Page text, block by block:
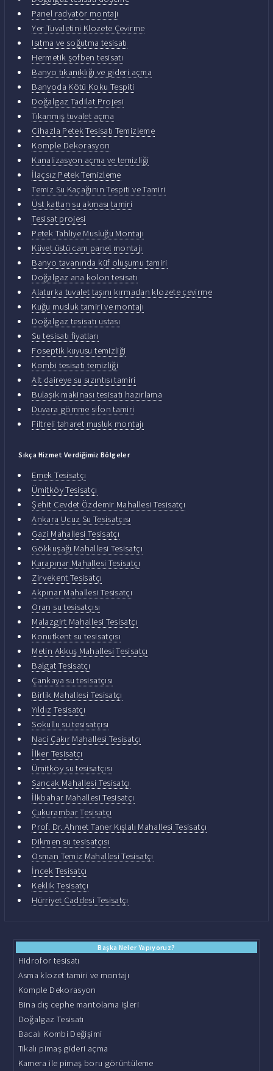
Panel radyatör montajı
Yer Tuvaletini Klozete Çevirme
Isıtma ve soğutma tesisatı
Hermetik şofben tesisatı
Banyo tıkanıklığı ve gideri açma
Banyoda Kötü Koku Tespiti
Doğalgaz Tadilat Projesi
Tıkanmış tuvalet açma
Cihazla Petek Tesisatı Temizleme
Komple Dekorasyon
Kanalizasyon açma ve temizliği
İlaçsız Petek Temizleme
Temiz Su Kaçağının Tespiti ve Tamiri
Üst kattan su akması tamiri
Tesisat projesi
Petek Tahliye Musluğu Montajı
Küvet üstü cam panel montajı
Banyo tavanında küf oluşumu tamiri
Doğalgaz ana kolon tesisatı
Alaturka tuvalet taşını kırmadan klozete çevirme
Kuğu musluk tamiri ve montajı
Doğalgaz tesisatı ustası
Su tesisatı fiyatları
Foseptik kuyusu temizliği
Kombi tesisatı temizliği
Alt daireye su sızıntısı tamiri
Bulaşık makinası tesisatı hazırlama
Duvara gömme sifon tamiri
Filtreli taharet musluk montajı
Sıkça Hizmet Verdiğimiz Bölgeler
Emek Tesisatçı
Ümitköy Tesisatçı
Şehit Cevdet Özdemir Mahallesi Tesisatçı
Ankara Ucuz Su Tesisatçısı
Gazi Mahallesi Tesisatçı
Gökkuşağı Mahallesi Tesisatçı
Karapınar Mahallesi Tesisatçı
Zirvekent Tesisatçı
Akpınar Mahallesi Tesisatçı
Oran su tesisatçısı
Malazgirt Mahallesi Tesisatçı
Konutkent su tesisatçısı
Metin Akkuş Mahallesi Tesisatçı
Balgat Tesisatçı
Çankaya su tesisatçısı
Birlik Mahallesi Tesisatçı
Yıldız Tesisatçı
Sokullu su tesisatçısı
Naci Çakır Mahallesi Tesisatçı
İlker Tesisatçı
Ümitköy su tesisatçısı
Sancak Mahallesi Tesisatçı
İlkbahar Mahallesi Tesisatçı
Çukurambar Tesisatçı
Prof. Dr. Ahmet Taner Kışlalı Mahallesi Tesisatçı
Dikmen su tesisatçısı
Osman Temiz Mahallesi Tesisatçı
İncek Tesisatçı
Keklik Tesisatçı
Hürriyet Caddesi Tesisatçı
Başka Neler Yapıyoruz?
Hidrofor tesisatı
Asma klozet tamiri ve montajı
Komple Dekorasyon
Bina dış cephe mantolama işleri
Doğalgaz Tesisatı
Bacalı Kombi Değişimi
Tıkalı pimaş gideri açma
Kamera ile pimaş boru görüntüleme